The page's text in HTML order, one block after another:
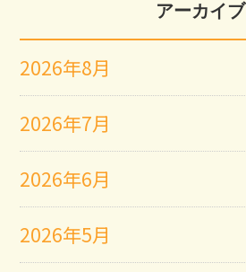
アーカイブ
2026年8月
2026年7月
2026年6月
2026年5月